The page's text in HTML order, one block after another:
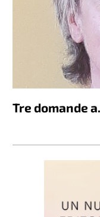
Tre domande